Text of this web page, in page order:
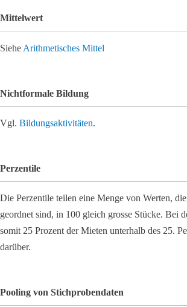
Mittelwert
Siehe Arithmetisches Mittel
Nichtformale Bildung
Vgl. Bildungsaktivitäten.
Perzentile
Die Perzentile teilen eine Menge von Werten,
geordnet sind, in 100 gleich grosse Stücke. Bei
somit 25 Prozent der Mieten unterhalb des 25.
darüber.
Pooling von Stichprobendaten